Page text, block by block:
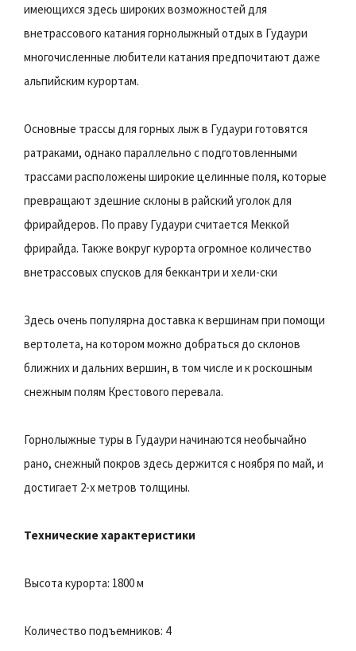
имеющихся здесь широких возможностей для
внетрассового катания горнолыжный отдых в Гудаури
многочисленные любители катания предпочитают даже
альпийским курортам.
Основные трассы для горных лыж в Гудаури готовятся
ратраками, однако параллельно с подготовленными
трассами расположены широкие целинные поля, которые
превращают здешние склоны в райский уголок для
фрирайдеров. По праву Гудаури считается Меккой
фрирайда. Также вокруг курорта огромное количество
внетрассовых спусков для беккантри и хели-ски
Здесь очень популярна доставка к вершинам при помощи
вертолета, на котором можно добраться до склонов
ближних и дальних вершин, в том числе и к роскошным
снежным полям Крестового перевала.
Горнолыжные туры в Гудаури начинаются необычайно
рано, снежный покров здесь держится с ноября по май, и
достигает 2-х метров толщины.
Технические характеристики
Высота курорта: 1800 м
Количество подъемников: 4